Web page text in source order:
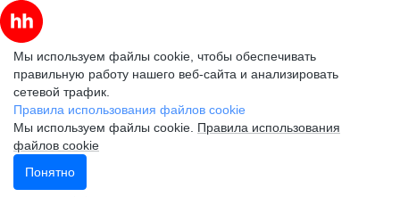
Мы используем файлы cookie, чтобы обеспечивать
правильную работу нашего веб-сайта и анализировать
сетевой трафик.
Правила использования файлов cookie
Мы используем файлы cookie. Правила использования
файлов cookie
Понятно